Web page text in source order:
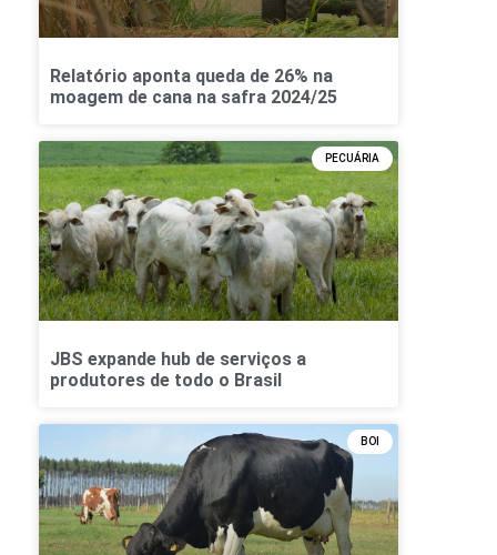
Relatório aponta queda de 26% na
moagem de cana na safra 2024/25
PECUÁRIA
JBS expande hub de serviços a
produtores de todo o Brasil
BOI